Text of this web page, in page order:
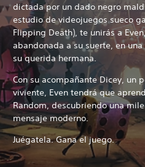
dictada por un dado negro
estudio de videojuegos sueco
Flipping Death), te unirás a
abandonada a su suerte, en
su querida hermana.
Con su acompañante Dicey, un
viviente, Even tendrá que
Random, descubriendo una
mensaje moderno.
Juégatela. Gana el juego.